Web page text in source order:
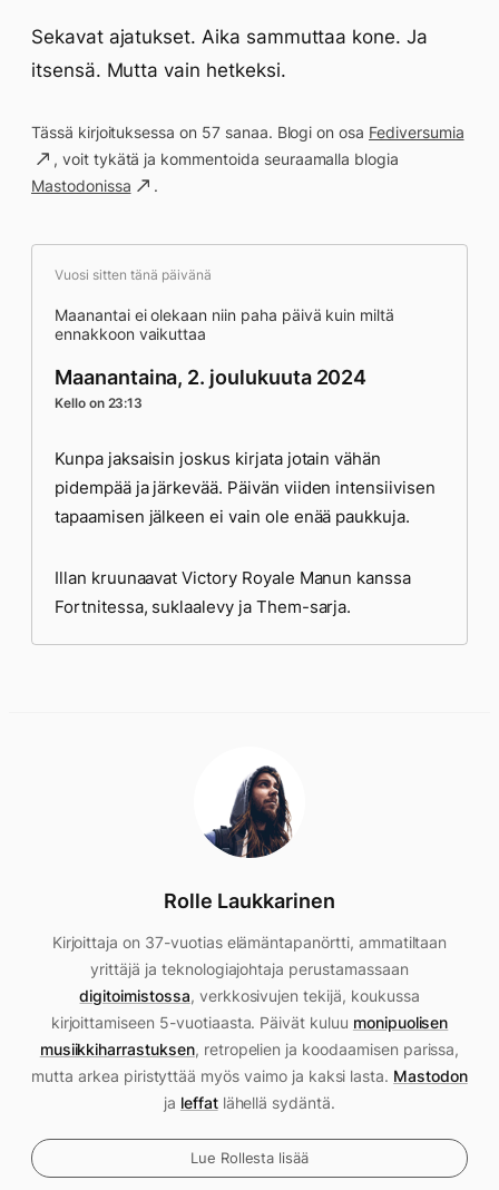
Sekavat ajatukset. Aika sammuttaa kone. Ja
itsensä. Mutta vain hetkeksi.
Tässä kirjoituksessa on 57 sanaa. Blogi on osa Fediversumia
, voit tykätä ja kommentoida seuraamalla blogia
Mastodonissa
.
Vuosi sitten tänä päivänä
Maanantai ei olekaan niin paha päivä kuin miltä
ennakkoon vaikuttaa
Maanantaina, 2. joulukuuta 2024
Kello on 23:13
Kunpa jaksaisin joskus kirjata jotain vähän
pidempää ja järkevää. Päivän viiden intensiivisen
tapaamisen jälkeen ei vain ole enää paukkuja.
Illan kruunaavat Victory Royale Manun kanssa
Fortnitessa, suklaalevy ja Them-sarja.
Rolle Laukkarinen
Kirjoittaja on 37-vuotias elämäntapanörtti, ammatiltaan
yrittäjä ja teknologiajohtaja perustamassaan
digitoimistossa, verkkosivujen tekijä, koukussa
kirjoittamiseen 5-vuotiaasta. Päivät kuluu monipuolisen
musiikkiharrastuksen, retropelien ja koodaamisen parissa,
mutta arkea piristyttää myös vaimo ja kaksi lasta. Mastodon
ja leffatlähellä sydäntä.
Lue Rollesta lisää